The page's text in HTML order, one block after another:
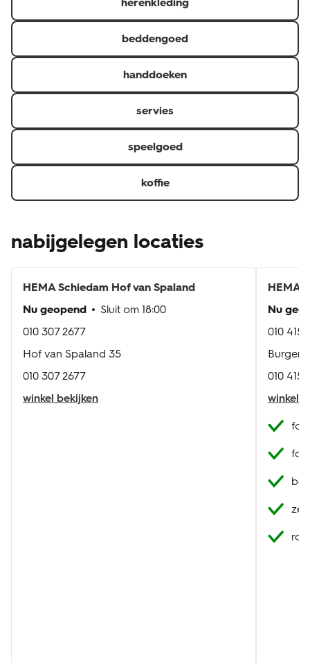
beddengoed
handdoeken
servies
speelgoed
koffie
nabijgelegen locaties
HEMA Schiedam Hof van Spaland
Nu geopend
Sluit om 18:00
010 307 2677
Hof van Spaland 35
010 307 2677
winkel bekijken
HEMA
Nu
010 415
010 415
winkel